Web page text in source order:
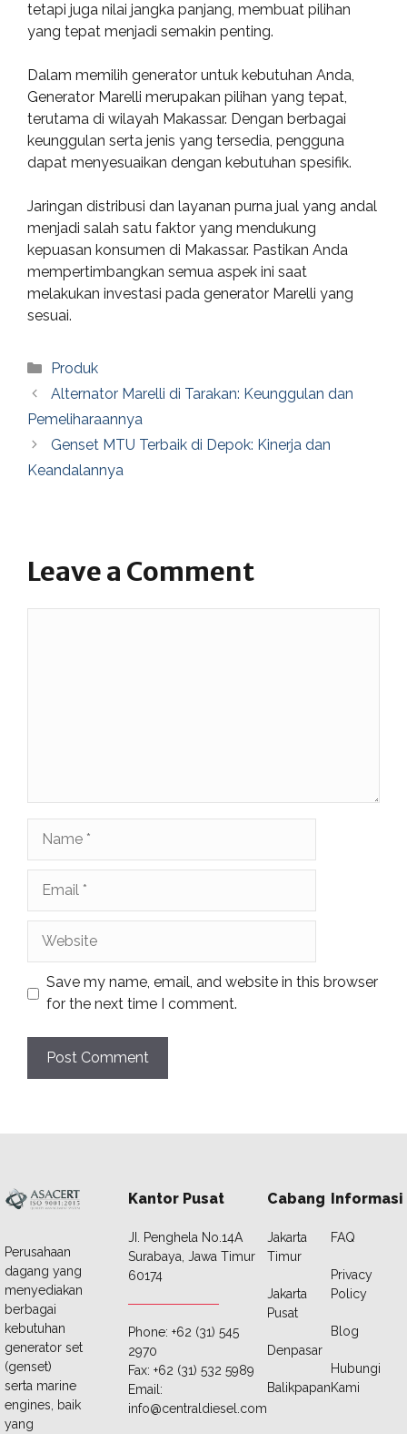
tetapi juga nilai jangka panjang, membuat pilihan
yang tepat menjadi semakin penting.
Dalam memilih generator untuk kebutuhan Anda,
Generator Marelli merupakan pilihan yang tepat,
terutama di wilayah Makassar. Dengan berbagai
keunggulan serta jenis yang tersedia, pengguna
dapat menyesuaikan dengan kebutuhan spesifik.
Jaringan distribusi dan layanan purna jual yang andal
menjadi salah satu faktor yang mendukung
kepuasan konsumen di Makassar. Pastikan Anda
mempertimbangkan semua aspek ini saat
melakukan investasi pada generator Marelli yang
sesuai.
Categories
Produk
Alternator Marelli di Tarakan: Keunggulan dan
Pemeliharaannya
Genset MTU Terbaik di Depok: Kinerja dan
Keandalannya
Leave a Comment
Save my name, email, and website in this browser
for the next time I comment.
Perusahaan
dagang yang
menyediakan
berbagai
kebutuhan
generator set
(genset)
serta marine
engines, baik
yang
Kantor Pusat
JI. Penghela No.14A
Surabaya, Jawa Timur
60174
Phone: +62 (31) 545
2970
Fax: +62 (31) 532 5989
Email:
info@centraldiesel.com
Cabang
Jakarta
Timur
Jakarta
Pusat
Denpasar
Balikpapan
Informasi
FAQ
Privacy
Policy
Blog
Hubungi
Kami